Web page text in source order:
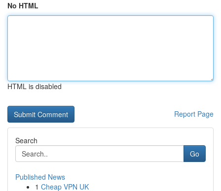
No HTML
HTML is disabled
Report Page
Search
Go
Published News
1 Cheap VPN UK